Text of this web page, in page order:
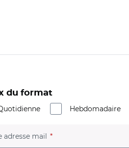
du format
Hebdomadaire
adresse mail (champ obligatoire)